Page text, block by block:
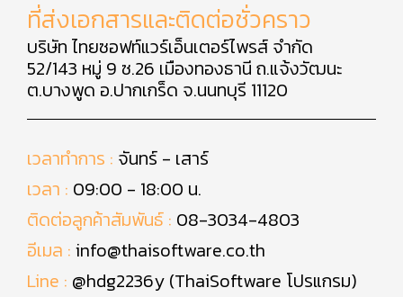
ที่ส่งเอกสารและติดต่อชั่วคราว
บริษัท ไทยซอฟท์แวร์เอ็นเตอร์ไพรส์ จำกัด
52/143 หมู่ 9 ซ.26 เมืองทองธานี ถ.แจ้งวัฒนะ
ต.บางพูด อ.ปากเกร็ด จ.นนทบุรี 11120
เวลาทำการ : จันทร์ - เสาร์
เวลา : 09:00 - 18:00 น.
ติดต่อลูกค้าสัมพันธ์ : 08-3034-4803
อีเมล : info@thaisoftware.co.th
Line : @hdg2236y (ThaiSoftware โปรแกรม)